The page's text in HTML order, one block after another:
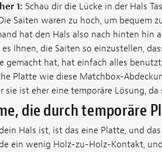
1: Schau dir die Lücke in der Hals
Saiten waren zu hoch, um bequem
hat den Hals also nach hinten hin
Ihnen, die Saiten so einzustellen,
gemacht hat, hat einfach alles
Platte wie diese Matchbox-
sie ist eher eine temporäre Lösung,
die durch temporäre
Hals ist, ist das eine Platte, und
ein wenig Holz-zu-Holz-Kontakt,